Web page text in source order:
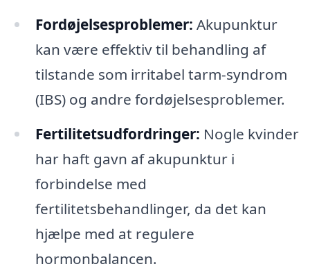
Fordøjelsesproblemer: Akupunktur
kan være effektiv til behandling af
tilstande som irritabel tarm-syndrom
(IBS) og andre fordøjelsesproblemer.
Fertilitetsudfordringer: Nogle kvinder
har haft gavn af akupunktur i
forbindelse med
fertilitetsbehandlinger, da det kan
hjælpe med at regulere
hormonbalancen.